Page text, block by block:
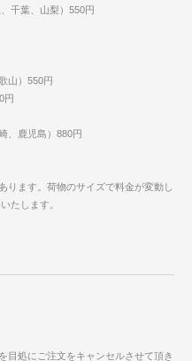
千葉、山梨）550円
山）550円
円
、鹿児島）880円
ります。荷物のサイズで料金が変動し
たします。
目処にご注文をキャンセルさせて頂き